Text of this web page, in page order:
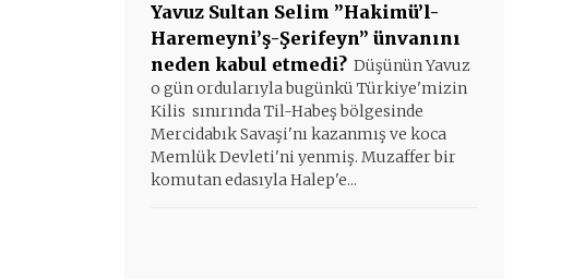
Yavuz Sultan Selim ”Hakimü’l-
Haremeyni’ş-Şerifeyn” ünvanını
neden kabul etmedi? Düşünün Yavuz
o gün ordularıyla bugünkü Türkiye'mizin
Kilis sınırında Til-Habeş bölgesinde
Mercidabık Savaşi'nı kazanmış ve koca
Memlük Devleti'ni yenmiş. Muzaffer bir
komutan edasıyla Halep'e...